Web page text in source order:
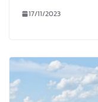
17/11/2023